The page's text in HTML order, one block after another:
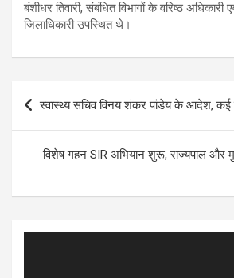
बंशीधर तिवारी, संबंधित विभागों के वरिष्ठ
जिलाधिकारी उपस्थित थे।
Post
navigation
स्वास्थ्य सचिव विनय शंकर पांडेय के आदेश, कई
विशेष गहन SIR अभियान शुरू, राज्यपाल और